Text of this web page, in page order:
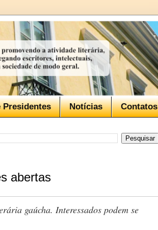
Presidentes Notícias Contatos
abertas
gaúcha. Interessados podem se